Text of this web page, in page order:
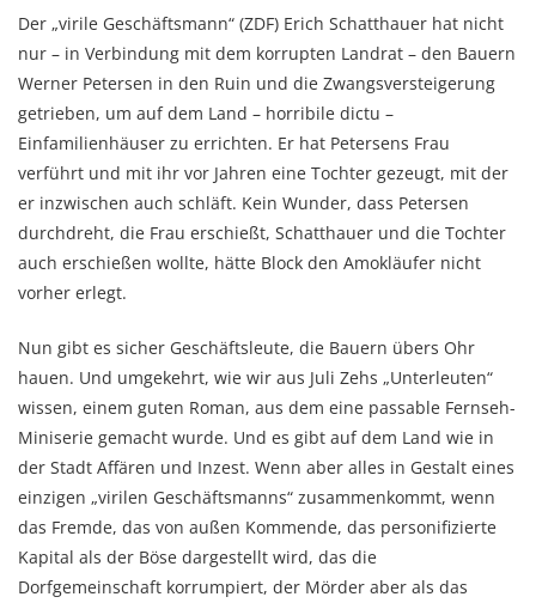
Der „virile Geschäftsmann“ (ZDF) Erich Schatthauer hat nicht
nur – in Verbindung mit dem korrupten Landrat – den Bauern
Werner Petersen in den Ruin und die Zwangsversteigerung
getrieben, um auf dem Land – horribile dictu –
Einfamilienhäuser zu errichten. Er hat Petersens Frau
verführt und mit ihr vor Jahren eine Tochter gezeugt, mit der
er inzwischen auch schläft. Kein Wunder, dass Petersen
durchdreht, die Frau erschießt, Schatthauer und die Tochter
auch erschießen wollte, hätte Block den Amokläufer nicht
vorher erlegt.
Nun gibt es sicher Geschäftsleute, die Bauern übers Ohr
hauen. Und umgekehrt, wie wir aus Juli Zehs „Unterleuten“
wissen, einem guten Roman, aus dem eine passable Fernseh-
Miniserie gemacht wurde. Und es gibt auf dem Land wie in
der Stadt Affären und Inzest. Wenn aber alles in Gestalt eines
einzigen „virilen Geschäftsmanns“ zusammenkommt, wenn
das Fremde, das von außen Kommende, das personifizierte
Kapital als der Böse dargestellt wird, das die
Dorfgemeinschaft korrumpiert, der Mörder aber als das